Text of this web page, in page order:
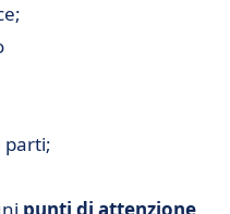
parti;